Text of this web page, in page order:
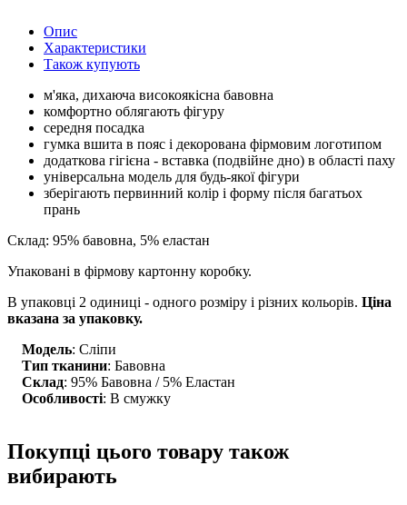
Опис
Характеристики
Також купують
м'яка, дихаюча високоякісна бавовна
комфортно облягають фігуру
середня посадка
гумка вшита в пояс і декорована фірмовим логотипом
додаткова гігієна - вставка (подвійне дно) в області паху
універсальна модель для будь-якої фігури
зберігають первинний колір і форму після багатьох
прань
Склад: 95% бавовна, 5% еластан
Упаковані в фірмову картонну коробку.
В упаковці 2 одиниці - одного розміру і різних кольорів. Ціна
вказана за упаковку.
Модель: Сліпи
Тип тканини: Бавовна
Склад: 95% Бавовна / 5% Еластан
Особливості: В смужку
Покупці цього товару також
вибирають